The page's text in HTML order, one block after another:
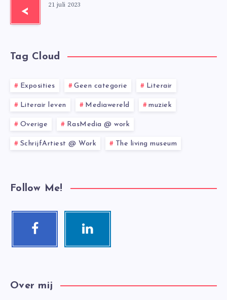
< 21 juli 2023
Tag Cloud
Exposities Geen categorie Literair
Literair leven Mediawereld muziek
Overige RasMedia @ work
SchrijfArtiest @ Work The living museum
Follow Me!
Facebook Linkedin
Over mij